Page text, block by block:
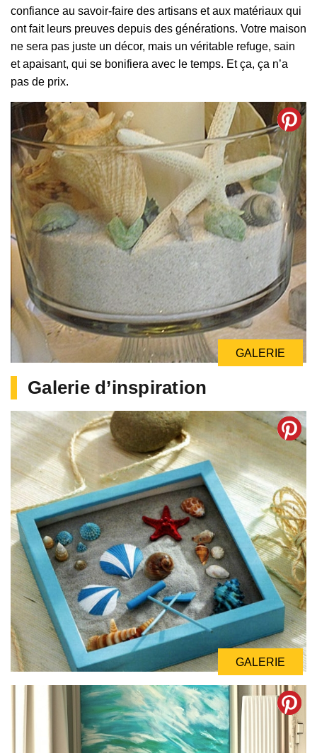
confiance au savoir-faire des artisans et aux matériaux qui
ont fait leurs preuves depuis des générations. Votre maison
ne sera pas juste un décor, mais un véritable refuge, sain
et apaisant, qui se bonifiera avec le temps. Et ça, ça n’a
pas de prix.
GALERIE
Galerie d’inspiration
GALERIE